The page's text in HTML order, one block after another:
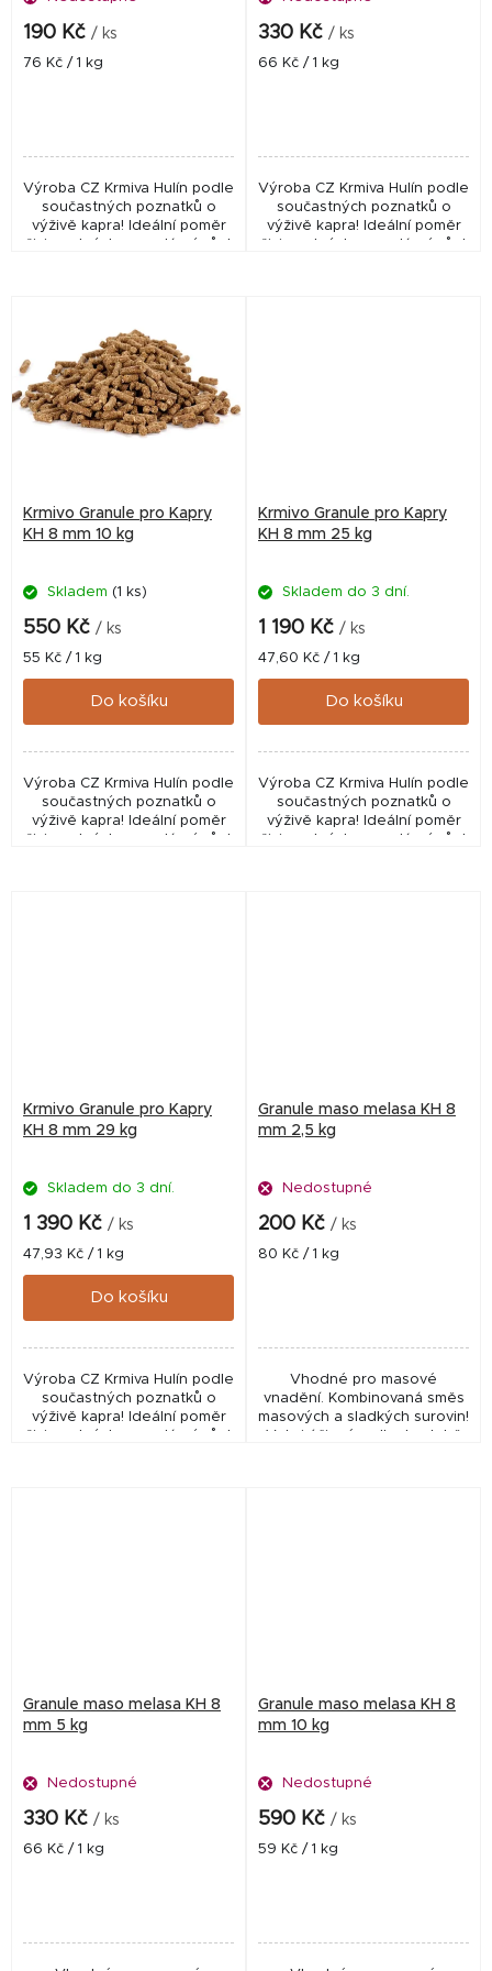
190 Kč / ks
Měrná
76 Kč / 1 kg
Výroba CZ Krmiva Hulín podle
součastných poznatků o
výživě kapra! Ideální poměr
živin nutných pro zdárný růst
330 Kč / ks
Měrná
66 Kč / 1 kg
Výroba CZ Krmiva Hulín podle
součastných poznatků o
výživě kapra! Ideální poměr
živin nutných pro zdárný růst
Krmivo Granule pro Kapry
KH 8 mm 10 kg
Skladem (1 ks)
550 Kč / ks
Měrná
cena:
55 Kč / 1 kg
Do košíku
Výroba CZ Krmiva Hulín podle
součastných poznatků o
výživě kapra! Ideální poměr
Krmivo Granule pro Kapry
KH 8 mm 25 kg
Skladem do 3 dní.
1 190 Kč / ks
Měrná
cena:
47,60 Kč / 1 kg
Do košíku
Výroba CZ Krmiva Hulín podle
součastných poznatků o
výživě kapra! Ideální poměr
Krmivo Granule pro Kapry
KH 8 mm 29 kg
Skladem do 3 dní.
1 390 Kč / ks
Měrná
cena:
47,93 Kč / 1 kg
Do košíku
Výroba CZ Krmiva Hulín podle
součastných poznatků o
výživě kapra! Ideální poměr
živin nutných pro zdárný růst
Granule maso melasa KH 8
mm 2,5 kg
Nedostupné
200 Kč / ks
Měrná
80 Kč / 1 kg
Vhodné pro masové
vnadění. Kombinovaná směs
masových a sladkých surovin!
Velmi účinné a dlouhodobě
Granule maso melasa KH 8
mm 5 kg
Nedostupné
330 Kč / ks
Měrná
66 Kč / 1 kg
Granule maso melasa KH 8
mm 10 kg
Nedostupné
590 Kč / ks
Měrná
59 Kč / 1 kg